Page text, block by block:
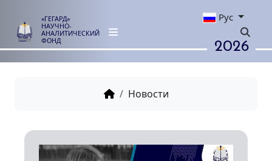
«ГЕГАРД»
НАУЧНО-
АНАЛИТИЧЕСКИЙ
ФОНД
Рус
2026
Новости